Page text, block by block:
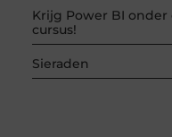
Krijg Power BI
cursus!
Sieraden